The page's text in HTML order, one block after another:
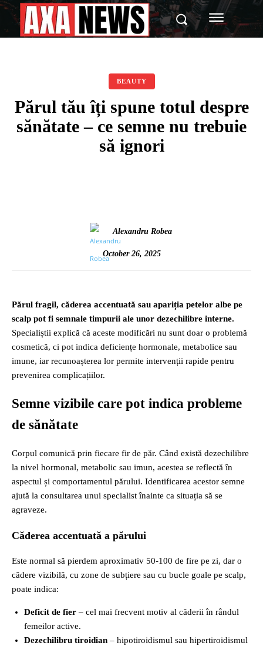
BEAUTY
Părul tău îți spune totul despre
sănătate – ce semne nu trebuie
să ignori
Alexandru Robea
October 26, 2025
Părul fragil, căderea accentuată sau apariția petelor albe pe
scalp pot fi semnale timpurii ale unor dezechilibre interne.
Specialiștii explică că aceste modificări nu sunt doar o problemă
cosmetică, ci pot indica deficiențe hormonale, metabolice sau
imune, iar recunoașterea lor permite intervenții rapide pentru
prevenirea complicațiilor.
Semne vizibile care pot indica probleme
de sănătate
Corpul comunică prin fiecare fir de păr. Când există dezechilibre
la nivel hormonal, metabolic sau imun, acestea se reflectă în
aspectul și comportamentul părului. Identificarea acestor semne
ajută la consultarea unui specialist înainte ca situația să se
agraveze.
Căderea accentuată a părului
Este normal să pierdem aproximativ 50‑100 de fire pe zi, dar o
cădere vizibilă, cu zone de subțiere sau cu bucle goale pe scalp,
poate indica:
Deficit de fier – cel mai frecvent motiv al căderii în rândul
femeilor active.
Dezechilibru tiroidian – hipotiroidismul sau hipertiroidismul